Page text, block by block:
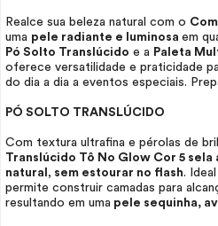
Realce sua beleza natural com o
uma pele radiante e luminosa em
Pó Solto Translúcido e a Paleta
oferece versatilidade e praticidade
do dia a dia a eventos especiais.
PÓ SOLTO TRANSLÚCIDO
Com textura ultrafina e pérolas de
Translúcido Tô No Glow Cor 5 sela
natural , sem estourar no flash.
permite construir camadas para
resultando em uma pele sequinha,